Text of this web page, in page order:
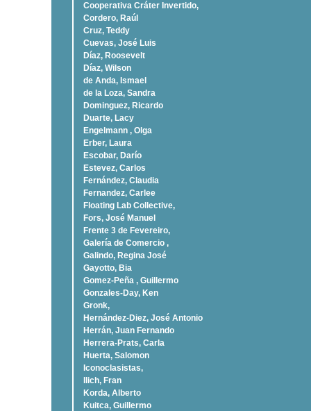
Cooperativa Cráter Invertido,
Cordero, Raúl
Cruz, Teddy
Cuevas, José Luis
Díaz, Roosevelt
Dí­az, Wilson
de Anda, Ismael
de la Loza, Sandra
Dominguez, Ricardo
Duarte, Lacy
Engelmann , Olga
Erber, Laura
Escobar, Darío
Estevez, Carlos
Fernández, Claudia
Fernandez, Carlee
Floating Lab Collective,
Fors, José Manuel
Frente 3 de Fevereiro,
Galería de Comercio ,
Galindo, Regina José
Gayotto, Bia
Gomez-Peña , Guillermo
Gonzales-Day, Ken
Gronk,
Hernández-Diez, José Antonio
Herrán, Juan Fernando
Herrera-Prats, Carla
Huerta, Salomon
Iconoclasistas,
Ilich, Fran
Korda, Alberto
Kuitca, Guillermo